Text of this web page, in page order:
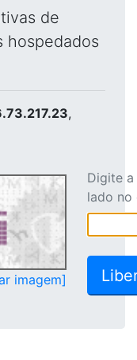
de
hospedados
,
imagem]
Digite
lado no